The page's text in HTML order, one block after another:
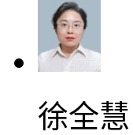
徐全慧